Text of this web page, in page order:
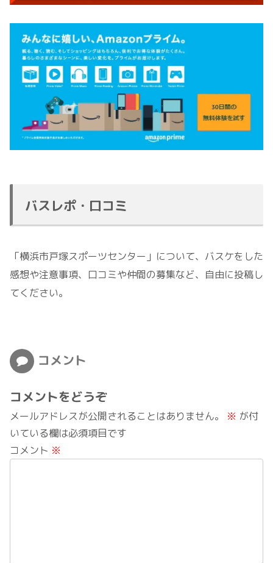
バスレポ・口コミ
「横浜市戸塚スポーツセンター」について、バスケをした
感想や注意事項、口コミや仲間の募集など、自由に投稿し
てください。
コメント
コメントをどうぞ
メールアドレスが公開されることはありません。 ※ が付
いている欄は必須項目です
コメント ※